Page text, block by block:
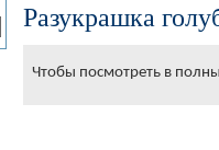
Разукрашка
Чтобы посмотреть в